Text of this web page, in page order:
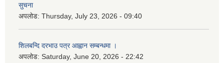
सुचना
अपलोड: Thursday, July 23, 2026 - 09:40
शिलबन्दि दरभाउ पत्र आह्वान सम्बन्धमा ।
अपलोड: Saturday, June 20, 2026 - 22:42